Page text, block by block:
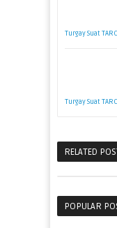
Turgay Suat
Turgay Suat
RELATED
POPULAR